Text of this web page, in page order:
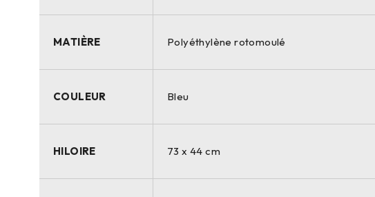
MATIÈRE Polyéthylène rotomoulé
COULEUR Bleu
HILOIRE 73 x 44 cm